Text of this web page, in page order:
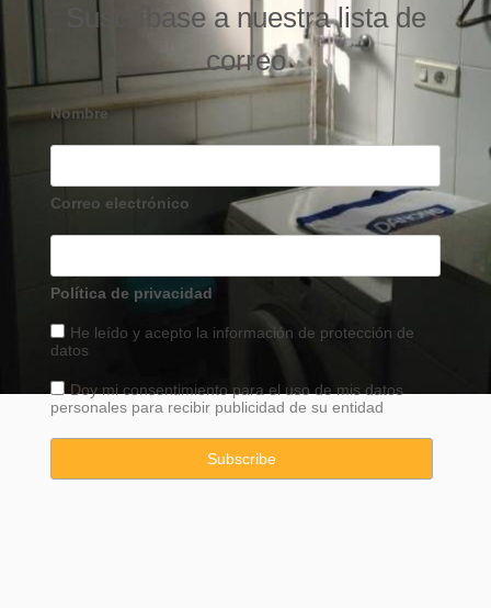
Suscríbase a nuestra lista de
correo
Nombre
Correo electrónico
Política de privacidad
He leído y acepto la información de protección de
datos
Doy mi consentimiento para el uso de mis datos
personales para recibir publicidad de su entidad